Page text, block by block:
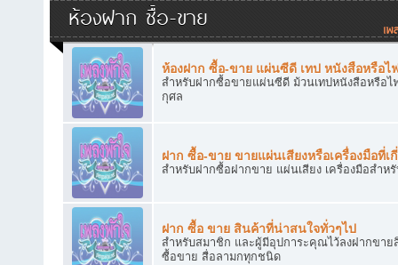
ห้องฝาก ซื้อ-ขาย
ห้องฝาก ซื้อ-ขาย แผ่นซีดี เทป หนังสือหรือไ
สำหรับฝากซื้อขายแผ่นซีดี ม้วนเทปหนังสือหรือไ
กุศล
ฝาก ซื้อ-ขาย ขายแผ่นเสียงหรือเครื่องมือที่เ
สำหรับฝากซื้อฝากขาย แผ่นเสียง เครื่องมือสำหรั
ฝาก ซื้อ ขาย สินค้าที่น่าสนใจทั่วๆไป
สำหรับสมาชิก และผู้มีอุปการะคุณไว้ลงฝากขา
ซื้อขาย สื่อลามกทุกชนิด